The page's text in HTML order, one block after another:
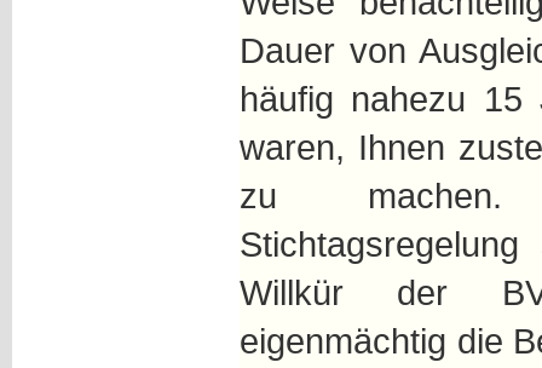
Dauer von
häufig nahezu
waren, Ihnen
zu machen.
Willkür der
eigenmächtig die